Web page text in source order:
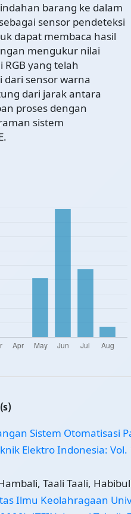
barang ke dalam
sensor pendeteksi
dapat membaca hasil
mengukur nilai
RGB yang telah
sensor warna
dari jarak antara
proses dengan
sistem
Sistem Otomatisasi
Elektro Indonesia:
Taali Taali,
Ilmu Keolahragaan